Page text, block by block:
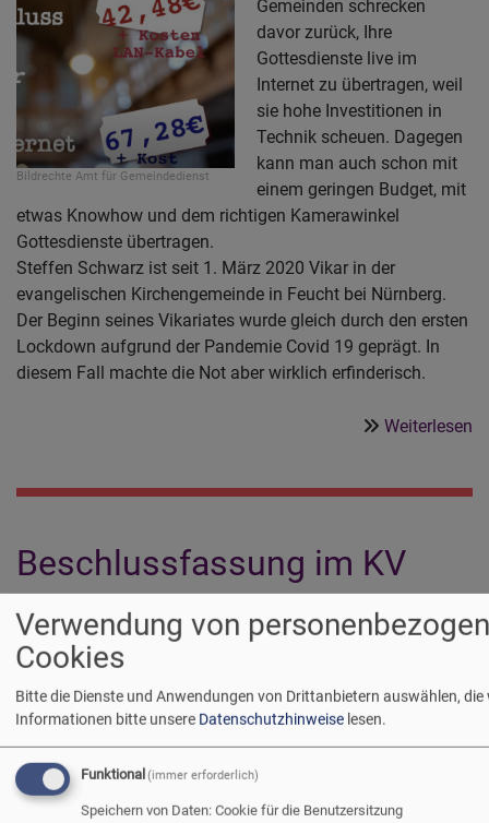
Bildrechte Amt für Gemeindedienst
Gemeinden schrecken
davor zurück, Ihre
Gottesdienste live im
Internet zu übertragen, weil
sie hohe Investitionen in
Technik scheuen. Dagegen
kann man auch schon mit
einem geringen Budget, mit
etwas Knowhow und dem richtigen Kamerawinkel
Gottesdienste übertragen.
Steffen Schwarz ist seit 1. März 2020 Vikar in der
evangelischen Kirchengemeinde in Feucht bei Nürnberg.
Der Beginn seines Vikariates wurde gleich durch den ersten
Lockdown aufgrund der Pandemie Covid 19 geprägt. In
diesem Fall machte die Not aber wirklich erfinderisch.
Weiterlesen
Beschlussfassung im KV
Muss auf der
„Beschluss“ ausdrücklich
dabei stehen, damit das
Gremium zum
beschriebenen Thema auch
einen gültigen Beschluss
Verwendung von
Cookies
Bitte die Dienste und Anwendungen von Drittanbietern auswählen,
Informationen bitte unsere Datenschutzhinweise lesen.
Funktional(immer erforderlich)
Speichern von Daten: Cookie für die Benutzersitzung